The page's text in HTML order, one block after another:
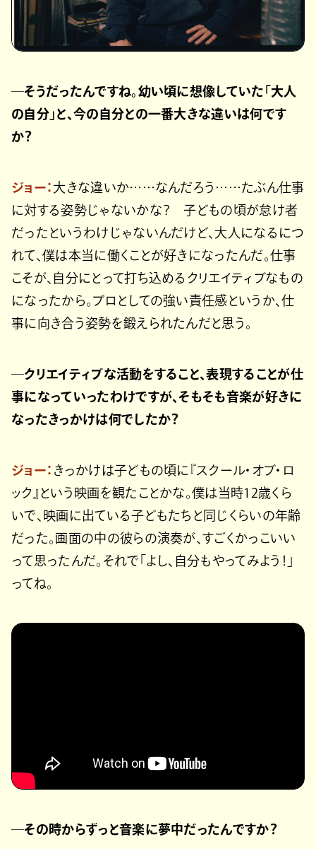
─そうだったんですね。幼い頃に想像していた「大人
の自分」と、今の自分との一番大きな違いは何です
か？
ジョー： 大きな違いか……なんだろう……たぶん仕事
に対する姿勢じゃないかな？ 子どもの頃が怠け者
だったというわけじゃないんだけど、大人になるにつ
れて、僕は本当に働くことが好きになったんだ。仕事
こそが、自分にとって打ち込めるクリエイティブなもの
になったから。プロとしての強い責任感というか、仕
事に向き合う姿勢を鍛えられたんだと思う。
─クリエイティブな活動をすること、表現することが仕
事になっていったわけですが、そもそも音楽が好きに
なったきっかけは何でしたか？
ジョー： きっかけは子どもの頃に『スクール・オブ・ロ
ック』という映画を観たことかな。僕は当時12歳くら
いで、映画に出ている子どもたちと同じくらいの年齢
だった。画面の中の彼らの演奏が、すごくかっこいい
って思ったんだ。それで「よし、自分もやってみよう！」
ってね。
─その時からずっと音楽に夢中だったんですか？